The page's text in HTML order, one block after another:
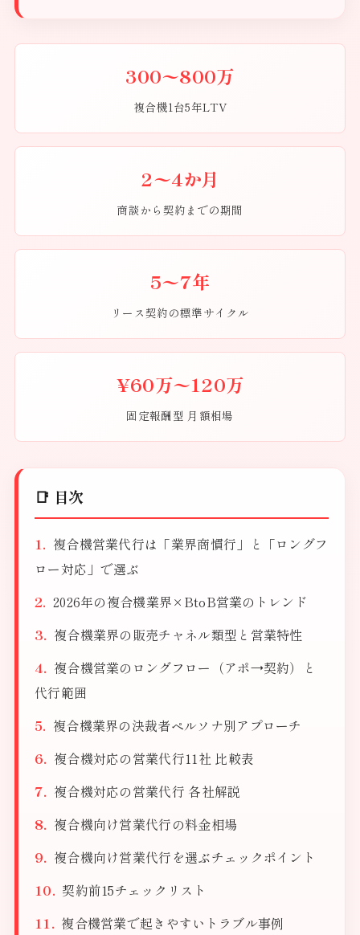
300〜800万
複合機1台5年LTV
2〜4か月
商談から契約までの期間
5〜7年
リース契約の標準サイクル
¥60万〜120万
固定報酬型 月額相場
📑 目次
複合機営業代行は「業界商慣行」と「ロングフ
ロー対応」で選ぶ
2026年の複合機業界×BtoB営業のトレンド
複合機業界の販売チャネル類型と営業特性
複合機営業のロングフロー（アポ→契約）と
代行範囲
複合機業界の決裁者ペルソナ別アプローチ
複合機対応の営業代行11社 比較表
複合機対応の営業代行 各社解説
複合機向け営業代行の料金相場
複合機向け営業代行を選ぶチェックポイント
契約前15チェックリスト
複合機営業で起きやすいトラブル事例